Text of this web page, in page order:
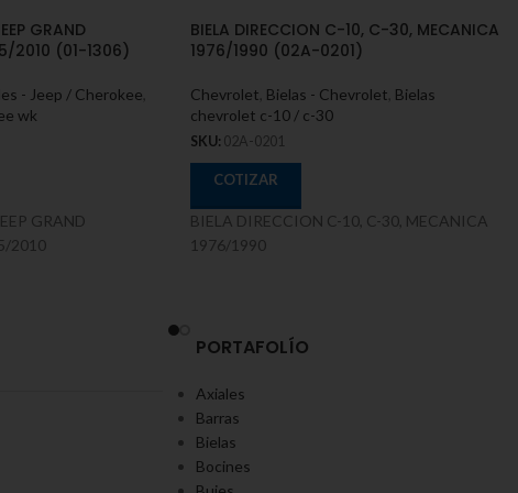
GRAND
2010 (01-1306)
- Jeep / Cherokee,
wk
GRAND
2010
BIELA DIRECCION C-10, C-30, MECANICA
1976/1990 (02A-0201)
Chevrolet, Bielas - Chevrolet, Bielas
chevrolet c-10 / c-30
SKU: 02A-0201
COTIZAR
BIELA DIRECCION C-10, C-30, MECANICA
1976/1990
PORTAFOLÍO
Axiales
Barras
Bielas
Bocines